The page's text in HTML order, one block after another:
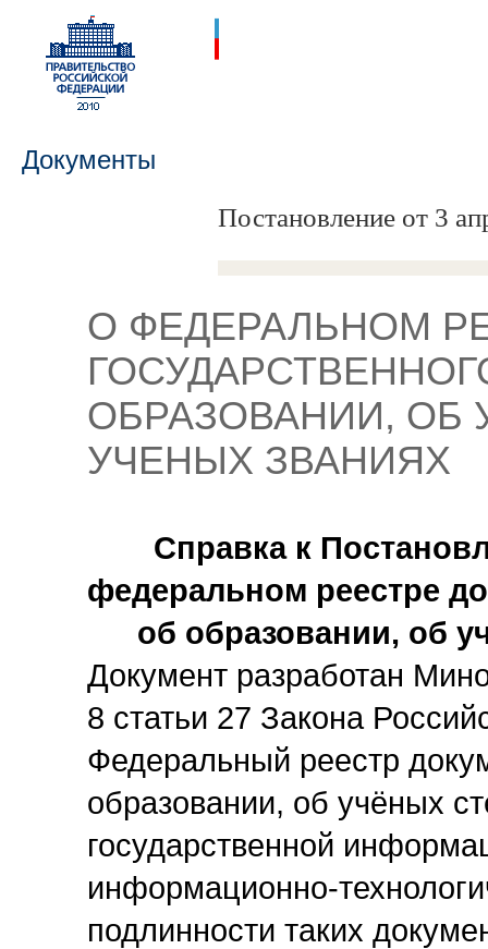
Документы
Постановление от 3
О ФЕДЕРАЛЬНОМ
ОБРАЗОВАНИИ, ОБ
УЧЕНЫХ ЗВАНИЯХ
Справка к
федеральном реестре
об образовании, об
Документ разработан
8 статьи 27 Закона
Федеральный реестр
образовании, об учёных
государственной
информационно-
подлинности таких